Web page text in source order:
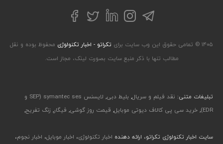
تلگراماینستاگرام
لینکداینتوییترفیسبوک
۱۴۰۵ © تمامی حقوق این وب سایت برای تکراتو - اخبار تکنولوژی محفوظ بوده و نقل
مطالب تنها با ذکر منبع سایت بصورت لینک، مجاز است.
تبلیغات متنی: نقد فیلم و سریال, بلیط دبی,
لایسنس symantec ses (SEP و
EDR)
, خرید سی پی کالاف دیوتی موبایل, قیمت روز گوشی, فیگار, زنگ تفریح,
سایت اخبار تکنولوژی تکراتو، ارائه دهنده اخبار تکنولوژی، اخبار موبایل، اخبار نجوم،